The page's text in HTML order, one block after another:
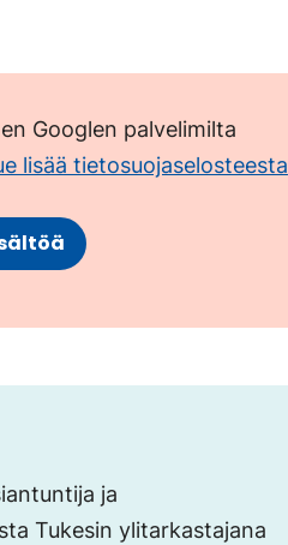
Googlen palvelimilta
lisää tietosuojaselosteesta
ja
Tukesin ylitarkastajana